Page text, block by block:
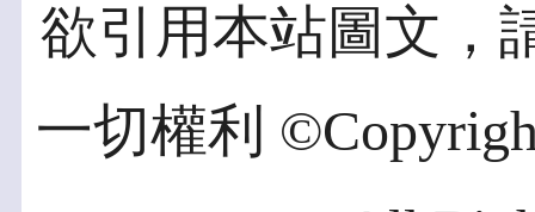
欲引用本站圖文，
一切權利